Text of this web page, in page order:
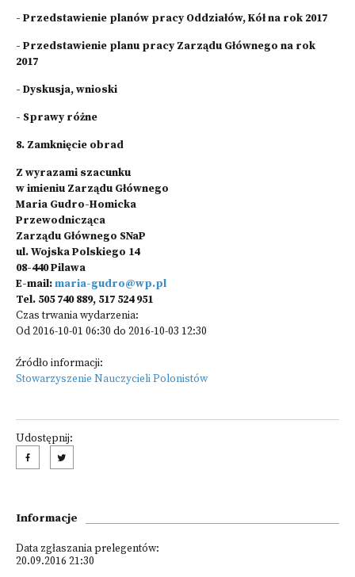
- Przedstawienie planów pracy Oddziałów, Kół na rok 2017
- Przedstawienie planu pracy Zarządu Głównego na rok
2017
- Dyskusja, wnioski
- Sprawy różne
8. Zamknięcie obrad
Z wyrazami szacunku
w imieniu Zarządu Głównego
Maria Gudro-Homicka
Przewodnicząca
Zarządu Głównego SNaP
ul. Wojska Polskiego 14
08-440 Pilawa
E-mail:maria-gudro@wp.pl
Tel. 505 740 889, 517 524 951
Czas trwania wydarzenia:
Od 2016-10-01 06:30 do 2016-10-03 12:30
Źródło informacji:
Stowarzyszenie Nauczycieli Polonistów
Udostępnij:
Informacje
Data zgłaszania prelegentów:
20.09.2016 21:30